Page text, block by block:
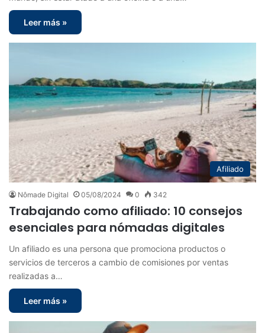
Leer más »
Afiliado
Nômade Digital 05/08/2024 0 342
Trabajando como afiliado: 10 consejos
esenciales para nómadas digitales
Un afiliado es una persona que promociona productos o
servicios de terceros a cambio de comisiones por ventas
realizadas a…
Leer más »